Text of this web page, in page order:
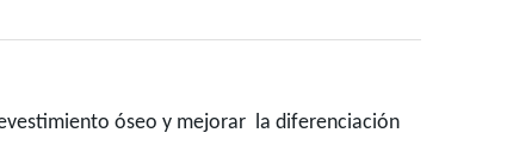
óseo y mejorar la diferenciación